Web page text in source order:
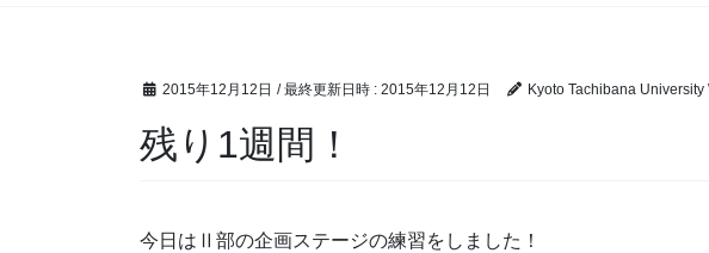
2015年12月12日 / 最終更新日時 : 2015年12月12日 Kyoto Tachibana University
残り1週間！
今日はⅡ部の企画ステージの練習をしました！